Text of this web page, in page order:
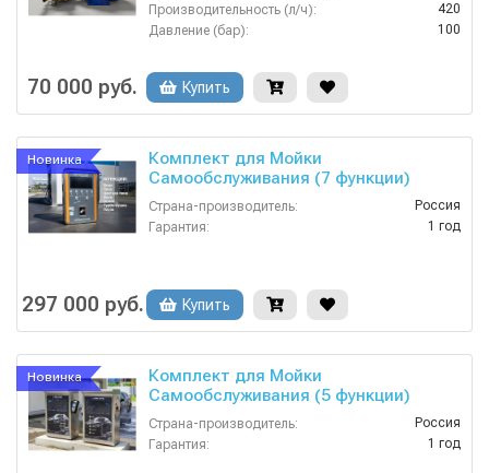
Производительность (л/ч):
420
Давление (бар):
100
Страна-производитель:
70 000 руб. Купить
Новинка
Комплект для Мойки
Самообслуживания (7 функции)
Страна-производитель:
Россия
Гарантия:
1 год
297 000 руб. Купить
Новинка
Комплект для Мойки
Самообслуживания (5 функции)
Страна-производитель:
Россия
Гарантия:
1 год